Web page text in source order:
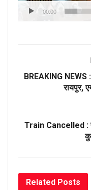
00:00
BREAKING NEWS :
रायपुर,
Train Cancelled :
Related Posts